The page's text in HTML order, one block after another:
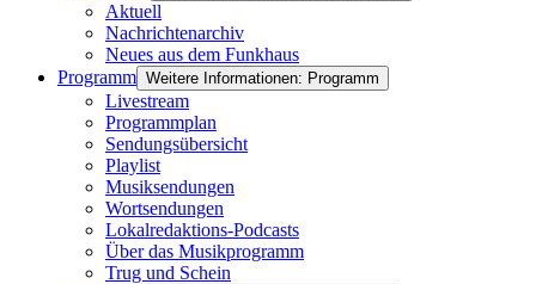
Aktuell
Nachrichtenarchiv
Neues aus dem Funkhaus
Programm Weitere Informationen: Programm
Livestream
Programmplan
Sendungsübersicht
Playlist
Musiksendungen
Wortsendungen
Lokalredaktions-Podcasts
Über das Musikprogramm
Trug und Schein